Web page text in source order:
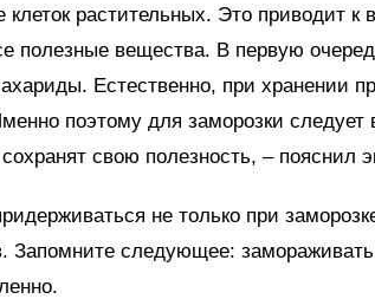
растительных. Это приводит к
полезные вещества. В первую
Естественно, при хранении
поэтому для заморозки
свою полезность, – пояснил
не только при
Запомните следующее: